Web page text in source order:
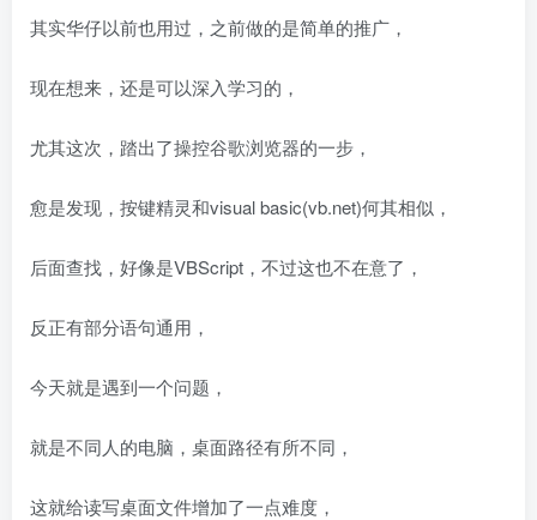
其实华仔以前也用过，之前做的是简单的推广，
现在想来，还是可以深入学习的，
尤其这次，踏出了操控谷歌浏览器的一步，
愈是发现，按键精灵和visual basic(vb.net)何其相似，
后面查找，好像是VBScript，不过这也不在意了，
反正有部分语句通用，
今天就是遇到一个问题，
就是不同人的电脑，桌面路径有所不同，
这就给读写桌面文件增加了一点难度，